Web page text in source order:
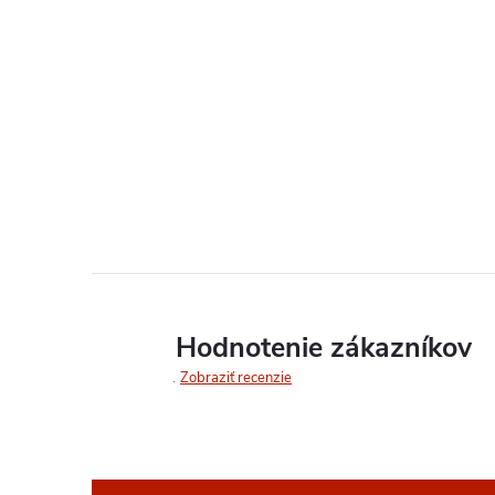
Hodnotenie zákazníkov
Zobraziť recenzie